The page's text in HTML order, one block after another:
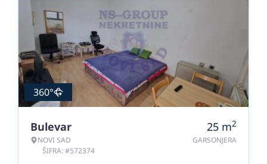
360°
Bulevar
NOVI SAD
ŠIFRA: #572374
25 m2
GARSONJERA